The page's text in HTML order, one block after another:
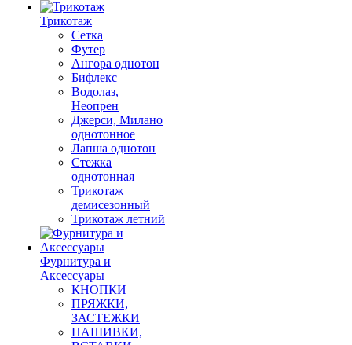
Трикотаж
Сетка
Футер
Ангора однотон
Бифлекс
Водолаз,
Неопрен
Джерси, Милано
однотонное
Лапша однотон
Стежка
однотонная
Трикотаж
демисезонный
Трикотаж летний
Фурнитура и
Аксессуары
КНОПКИ
ПРЯЖКИ,
ЗАСТЕЖКИ
НАШИВКИ,